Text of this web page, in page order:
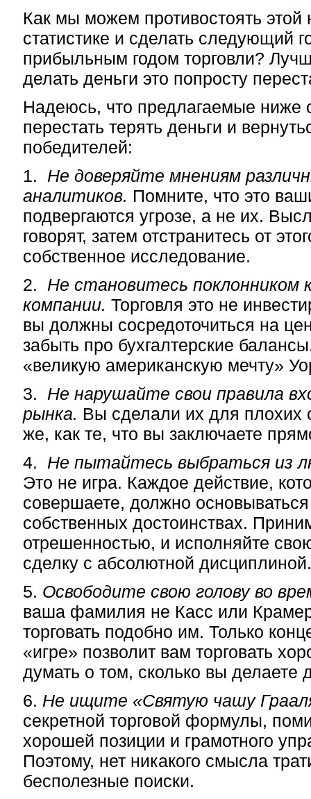
Как мы можем противостоять этой
статистике и сделать следующий
прибыльным годом торговли?
делать деньги это попросту
Надеюсь, что предлагаемые ниже
перестать терять деньги и
победителей:
1. Не доверяйте мнениям
аналитиков. Помните, что это
подвергаются угрозе, а не их.
говорят, затем отстранитесь от
собственное исследование.
2. Не становитесь поклонником
компании. Торговля это не
вы должны сосредоточиться на
забыть про бухгалтерские
«великую американскую мечту»
3. Не нарушайте свои правила
рынка. Вы сделали их для плохих
же, как те, что вы заключаете
4. Не пытайтесь выбраться из
Это не игра. Каждое действие,
совершаете, должно
собственных достоинствах.
отрешенностью, и исполняйте
сделку с абсолютной дисциплиной.
5. Освободите свою голову во
ваша фамилия не Касс или
торговать подобно им. Только
«игре» позволит вам торговать
думать о том, сколько вы делаете
6. Не ищите «Святую чашу
секретной торговой формулы,
хорошей позиции и грамотного
Поэтому, нет никакого смысла
бесполезные поиски.